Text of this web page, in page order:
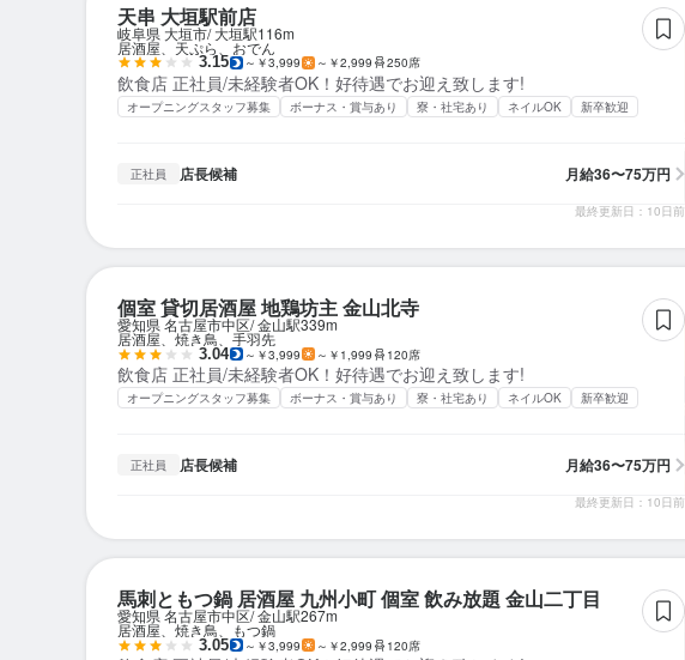
天串 大垣駅前店
岐阜県 大垣市 大垣駅116m
居酒屋、天ぷら、おでん
3.15 ～￥3,999 ～￥2,999 250席
飲食店 正社員/未経験者OK！好待遇でお迎え致します!
オープニングスタッフ募集 ボーナス・賞与あり 寮・社宅あり ネイルOK 新卒歓迎
正社員 店長候補 月給36〜75万円
最終更新日：10日前
個室 貸切居酒屋 地鶏坊主 金山北寺
愛知県 名古屋市中区 金山駅339m
居酒屋、焼き鳥、手羽先
3.04 ～￥3,999 ～￥1,999 120席
飲食店 正社員/未経験者OK！好待遇でお迎え致します!
オープニングスタッフ募集 ボーナス・賞与あり 寮・社宅あり ネイルOK 新卒歓迎
正社員 店長候補 月給36〜75万円
最終更新日：10日前
馬刺ともつ鍋 居酒屋 九州小町 個室 飲み放題 金山二丁目
愛知県 名古屋市中区 金山駅267m
居酒屋、焼き鳥、もつ鍋
3.05 ～￥3,999 ～￥2,999 120席